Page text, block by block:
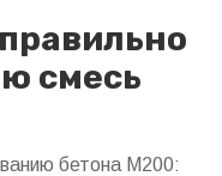
смесь
бетона М200: